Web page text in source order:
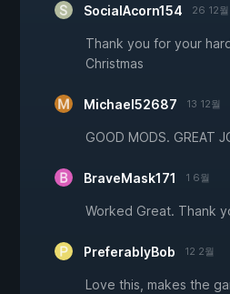
SocialAcorn154 26 12월
Thank you for your
Christmas
Michael52687 13 12월
GOOD MODS. GREAT
BraveMask171 1 6월
Worked Great. Thank
PreferablyBob 12 2월
Love this, makes the